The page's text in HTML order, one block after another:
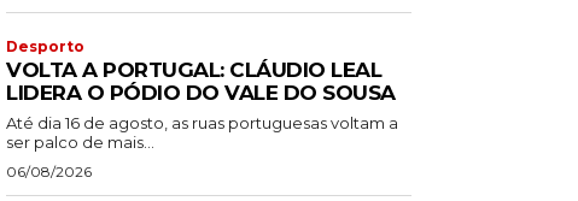
Desporto
VOLTA A PORTUGAL: CLÁUDIO LEAL
LIDERA O PÓDIO DO VALE DO SOUSA
Até dia 16 de agosto, as ruas portuguesas voltam a
ser palco de mais...
06/08/2026